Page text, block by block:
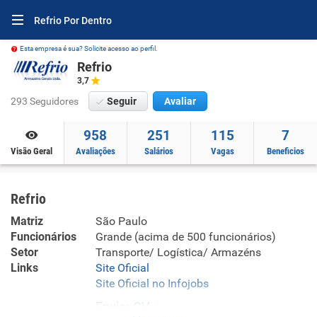
Refrio Por Dentro
Esta empresa é sua? Solicite acesso ao perfil.
Refrio
3,7
293 Seguidores Seguir Avaliar
Visão Geral
958
Avaliações
251
Salários
115
Vagas
7
Beneficios
Refrio
Matriz
São Paulo
Funcionários
Grande (acima de 500 funcionários)
Setor
Transporte/ Logística/ Armazéns
Links
Site Oficial
Site Oficial no Infojobs
Enviar CV